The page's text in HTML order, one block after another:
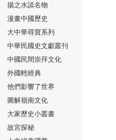
⑯
⑰
揚之水談名物
漫畫中國歷史
大中華尋寶系列
中華民國史文獻叢刊
中國民間崇拜文化
外國輕經典
他們影響了世界
圖解嶺南文化
大家歷史小叢書
故宮探秘